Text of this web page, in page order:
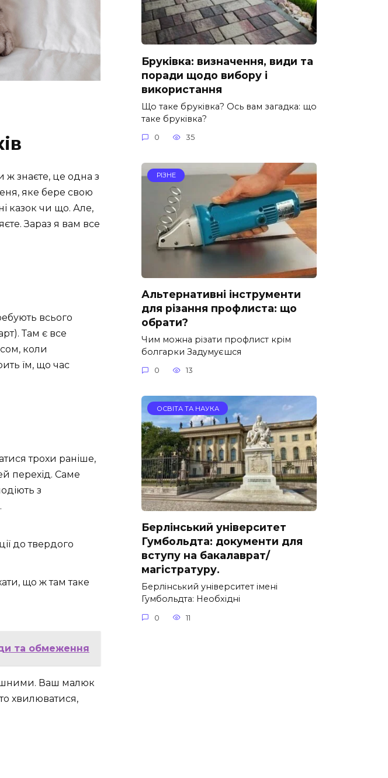
ж знаєте, це одна з
яке бере свою
казок чи що. Але,
Зараз я вам все
всього
Там є все
коли
їм, що час
трохи раніше,
перехід. Саме
з
до твердого
що ж там таке
та обмеження
Ваш малюк
хвилюватися,
Бруківка: визначення, види та
поради щодо вибору і
використання
Що таке бруківка? Ось вам загадка: що
таке бруківка?
0 35
РІЗНЕ
Альтернативні інструменти
для різання профлиста: що
обрати?
Чим можна різати профлист крім
болгарки Задумуєшся
0 13
ОСВІТА ТА НАУКА
Берлінський університет
Гумбольдта: документи для
вступу на бакалаврат/
магістратуру.
Берлінський університет імені
Гумбольдта: Необхідні
0 11